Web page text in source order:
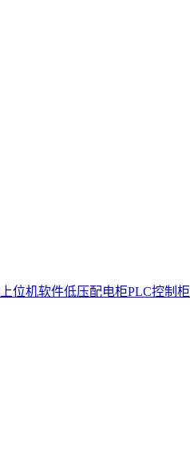
上位机软件低压配电柜PLC控制柜